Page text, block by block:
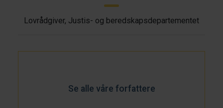
Lovrådgiver, Justis- og beredskapsdepartementet
Se alle våre forfattere